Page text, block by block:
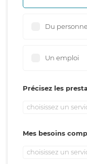
Du
Un emploi
Précisez les
choisissez un
Mes besoins
choisissez un